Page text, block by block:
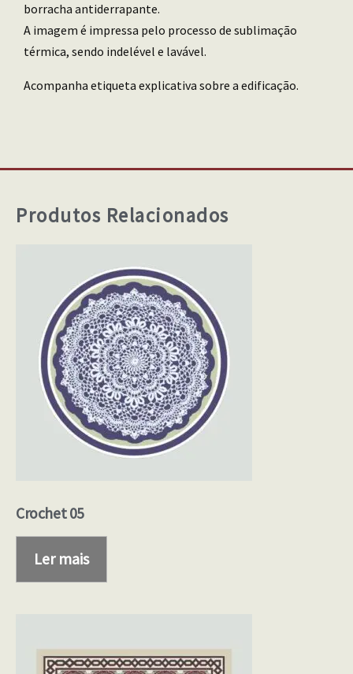
borracha antiderrapante.
A imagem é impressa pelo processo de sublimação
térmica, sendo indelével e lavável.
Acompanha etiqueta explicativa sobre a edificação.
Produtos Relacionados
Crochet 05
Ler mais